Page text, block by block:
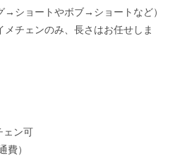
→ショートやボブ→ショートなど）
チェンのみ、長さはお任せしま
ェン可
費）